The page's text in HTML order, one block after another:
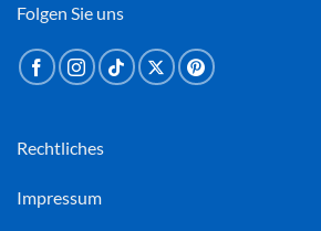
Rechtliches
Impressum
Folgen Sie uns